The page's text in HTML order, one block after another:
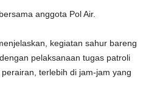
anggota Pol Air.
kegiatan sahur bareng
pelaksanaan tugas patroli
terlebih di jam-jam yang